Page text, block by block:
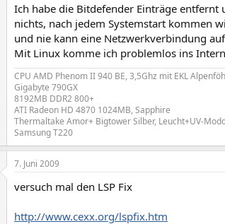
Ich habe die Bitdefender Einträge entfernt
nichts, nach jedem Systemstart kommen
und nie kann eine Netzwerkverbindung
Mit Linux komme ich problemlos ins
CPU AMD Phenom II 940 BE, 3,5Ghz mit EKL
Gigabyte 790GX
8192MB DDR2 800+
ATI Radeon HD 4870 1024MB, Sapphire
Thermaltake Amor+ Bigtower Silber, Leucht+UV-
Samsung T220
7. Juni 2009
versuch mal den LSP Fix
http://www.cexx.org/lspfix.htm